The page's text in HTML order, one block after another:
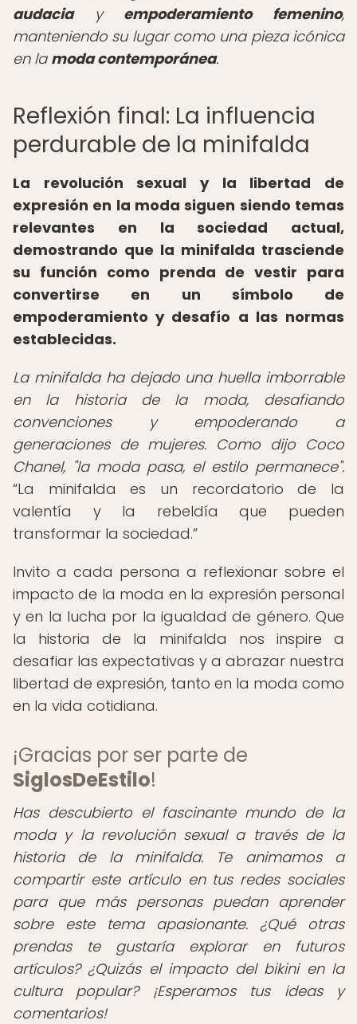
audaciay empoderamiento femenino,
manteniendo su lugar como una pieza icónica
en la moda contemporánea.
Reflexión final: La influencia
perdurable de la minifalda
La revolución sexual y la libertad de
expresión en la moda siguen siendo temas
relevantes en la sociedad actual,
demostrando que la minifalda trasciende
su función como prenda de vestir para
convertirse en un símbolo de
empoderamiento y desafío a las normas
establecidas.
La minifalda ha dejado una huella imborrable
en la historia de la moda, desafiando
convenciones y empoderando a
generaciones de mujeres. Como dijo Coco
Chanel, "la moda pasa, el estilo permanece".
La minifalda es un recordatorio de la
valentía y la rebeldía que pueden
transformar la sociedad.
Invito a cada persona a reflexionar sobre el
impacto de la moda en la expresión personal
y en la lucha por la igualdad de género. Que
la historia de la minifalda nos inspire a
desafiar las expectativas y a abrazar nuestra
libertad de expresión, tanto en la moda como
en la vida cotidiana.
¡Gracias por ser parte de
SiglosDeEstilo!
Has descubierto el fascinante mundo de la
moda y la revolución sexual a través de la
historia de la minifalda. Te animamos a
compartir este artículo en tus redes sociales
para que más personas puedan aprender
sobre este tema apasionante. ¿Qué otras
prendas te gustaría explorar en futuros
artículos? ¿Quizás el impacto del bikini en la
cultura popular? ¡Esperamos tus ideas y
comentarios!